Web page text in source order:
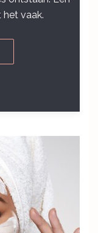
het vaak.